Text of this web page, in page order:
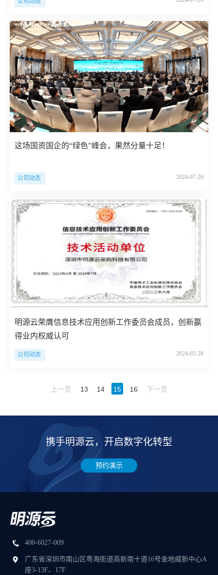
这场国资国企的“绿色”峰会，果然分量十足！
公司动态 2024-07-26
明源云荣膺信息技术应用创新工作委员会成员，创新赢
得业内权威认可
公司动态 2024-03-28
上一页 13 14 15 16 下一页
携手明源云，开启数字化转型
预约演示
400-6027-009
广东省深圳市南山区粤海街道高新南十道16号金地威新中心A
座3-13F、17F